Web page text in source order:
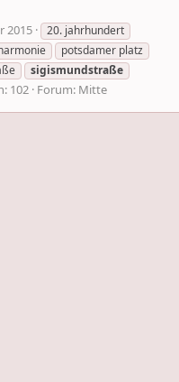
2015
20. jahrhundert
potsdamer platz
sigismundstraße
102 Forum: Mitte